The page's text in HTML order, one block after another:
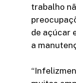
trabalho
de açúcar
a